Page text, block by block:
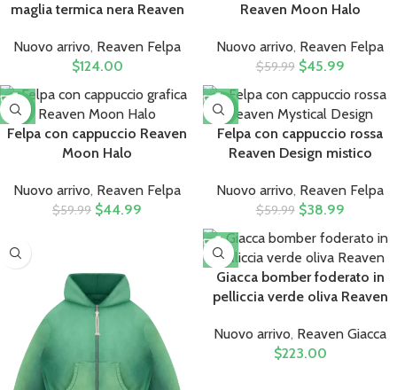
maglia termica nera Reaven
Nuovo arrivo, Reaven Felpa​
$124.00
Reaven Moon Halo
Nuovo arrivo, Reaven Felpa​
$59.99 $45.99
-25%
Felpa con cappuccio Reaven
Moon Halo
Nuovo arrivo, Reaven Felpa​
$59.99 $44.99
-35%
Felpa con cappuccio rossa
Reaven Design mistico
Nuovo arrivo, Reaven Felpa​
$59.99 $38.99
Giacca bomber foderato in
pelliccia verde oliva Reaven
Nuovo arrivo, Reaven Giacca
$223.00